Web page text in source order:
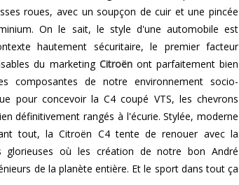
roues, avec un soupçon de cuir et une pincée
On le sait, le style d'une automobile est
hautement sécuritaire, le premier facteur
du marketing Citroënont parfaitement bien
composantes de notre environnement socio-
pour concevoir la C4 coupé VTS, les chevrons
définitivement rangés à l'écurie. Stylée, moderne
tout, la Citroën C4 tente de renouer avec la
glorieuses où les création de notre bon André
de la planète entière. Et le sport dans tout ça